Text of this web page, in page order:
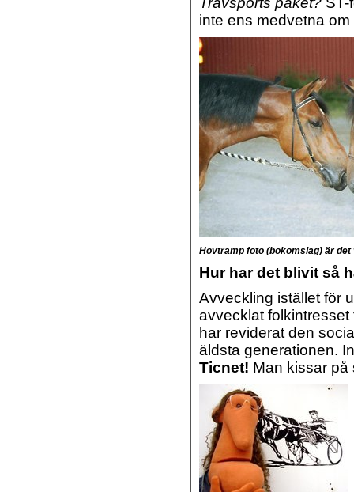
inte ens medvetna
Hovtramp foto (bokomslag) är det
Hur har det blivit så
Avveckling istället för
avvecklat
har reviderat den
äldsta generationen.
Ticnet! Man kissar på